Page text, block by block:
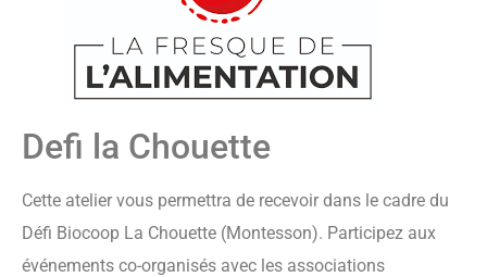
Defi la Chouette
Cette atelier vous permettra de recevoir dans le cadre du
Défi Biocoop La Chouette (Montesson). Participez aux
événements co-organisés avec les associations